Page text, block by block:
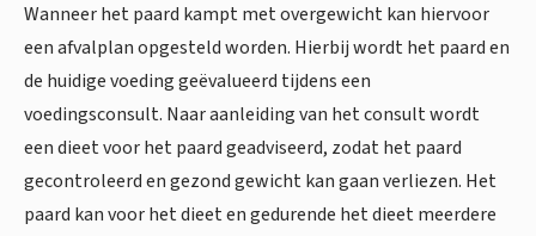
Wanneer het paard kampt met overgewicht kan hiervoor
een afvalplan opgesteld worden. Hierbij wordt het paard en
de huidige voeding geëvalueerd tijdens een
voedingsconsult. Naar aanleiding van het consult wordt
een dieet voor het paard geadviseerd, zodat het paard
gecontroleerd en gezond gewicht kan gaan verliezen. Het
paard kan voor het dieet en gedurende het dieet meerdere